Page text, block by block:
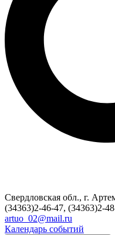
Свердловская обл., г.
(34363)2-46-47, (34363)2-
artuo_02@mail.ru
Календарь событий